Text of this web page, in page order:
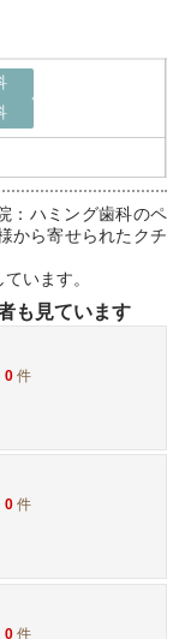
：ハミング歯科のペ
から寄せられたクチ
います。
も見ています
0 件
0 件
0 件